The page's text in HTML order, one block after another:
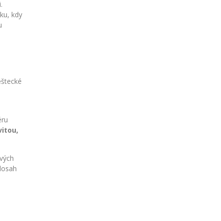
kdy